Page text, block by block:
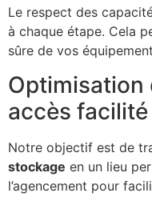
Le respect des
à chaque étape. Cela
sûre de vos
Optimisation
accès facilité
Notre objectif est de
stockage en un lieu
l’agencement pour